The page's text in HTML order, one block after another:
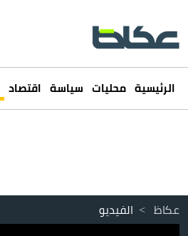
الرئيسية محليات سياسة اقتصاد
عكاظ > الفيديو